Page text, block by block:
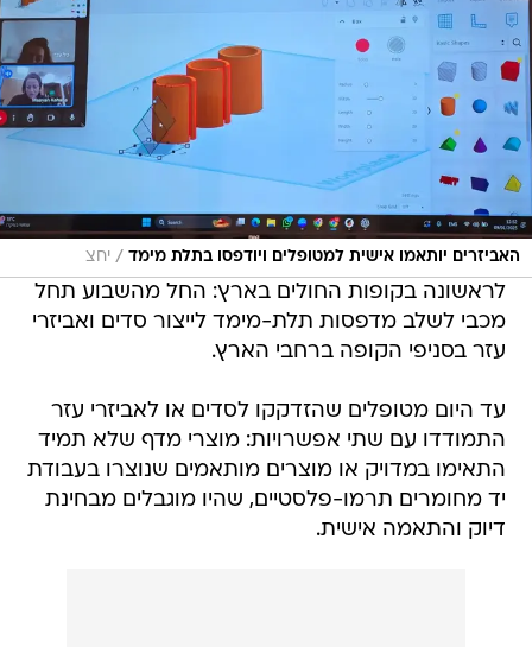
האביזרים יותאמו אישית למטופלים ויודפסו בתלת מימד / יחצ
לראשונה בקופות החולים בארץ: החל מהשבוע תחל
מכבי לשלב מדפסות תלת-מימד לייצור סדים ואביזרי
עזר בסניפי הקופה ברחבי הארץ.
עד היום מטופלים שהזדקקו לסדים או לאביזרי עזר
התמודדו עם שתי אפשרויות: מוצרי מדף שלא תמיד
התאימו במדויק או מוצרים מותאמים שנוצרו בעבודת
יד מחומרים תרמו-פלסטיים, שהיו מוגבלים מבחינת
דיוק והתאמה אישית.